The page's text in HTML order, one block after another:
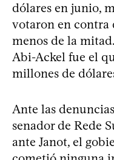
dólares en junio,
votaron en contra
menos de la
Abi-Ackel fue el
millones de
Ante las
senador de Rede
ante Janot, el